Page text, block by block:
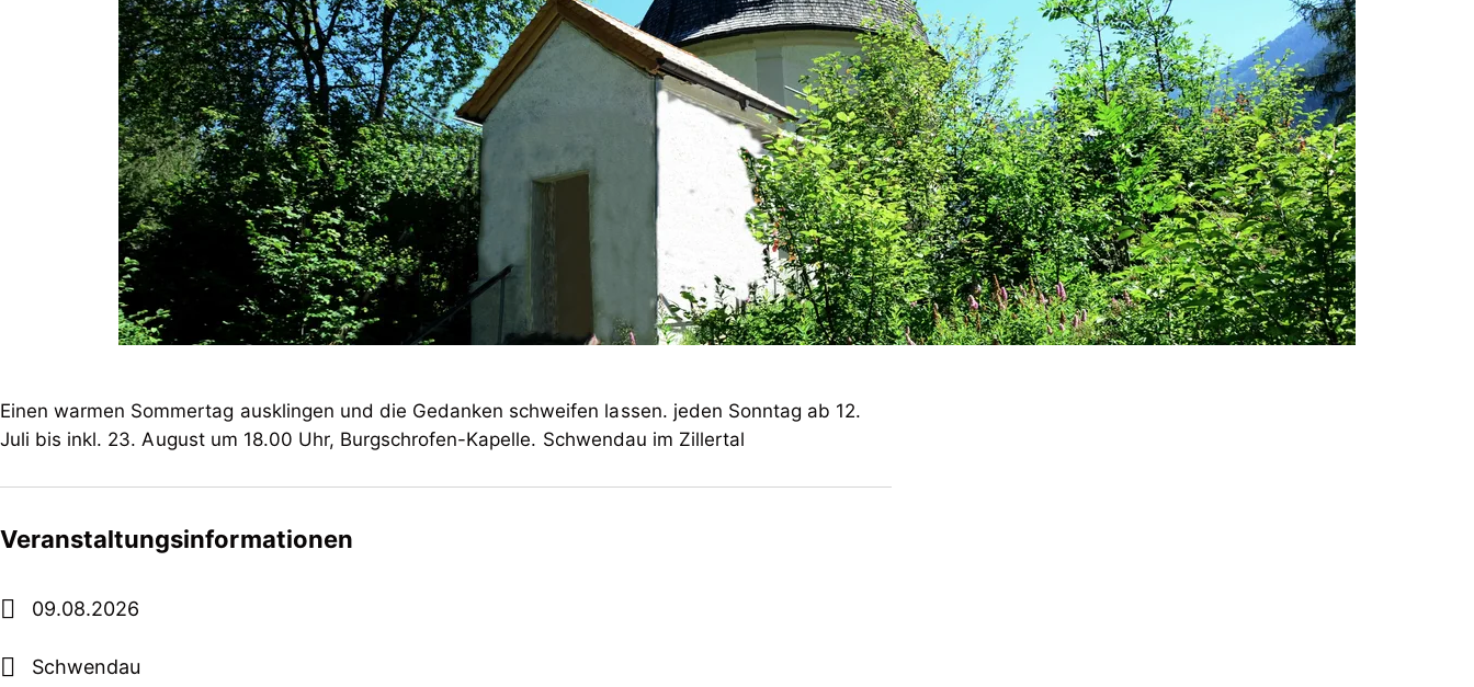
Einen warmen Sommertag ausklingen und die Gedanken schweifen lassen. jeden Sonntag ab 12.
Juli bis inkl. 23. August um 18.00 Uhr, Burgschrofen-Kapelle. Schwendau im Zillertal
Veranstaltungsinformationen
09.08.2026
Schwendau